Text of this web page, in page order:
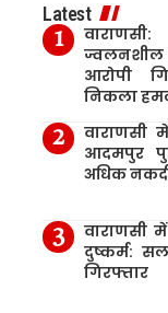
Latest
ज्वलनशील
आरोपी
निकला
वाराणसी
आदमपुर
अधिक
वाराणसी
दुष्कर्म:
गिरफ्तार